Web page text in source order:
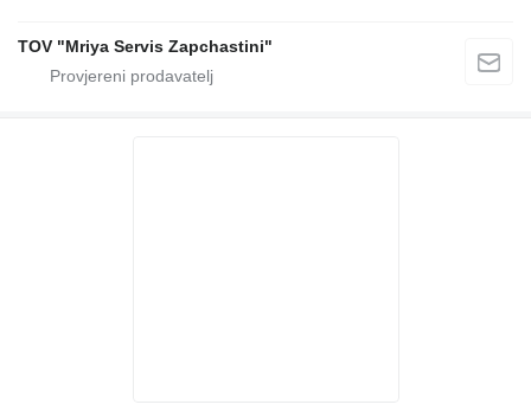
TOV "Mriya Servis Zapchastini"